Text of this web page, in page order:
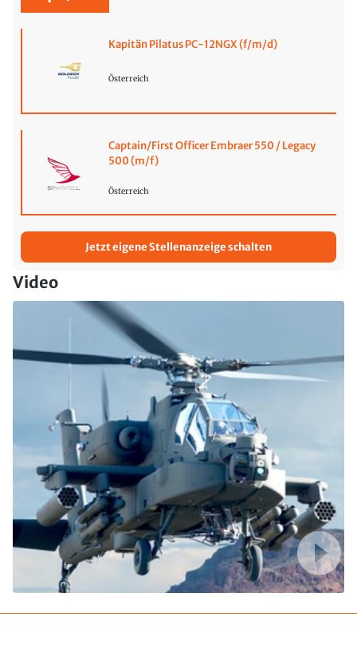
Kapitän Pilatus PC-12NGX (f/m/d)
Österreich
Captain/First Officer Embraer 550 / Legacy
500 (m/f)
Österreich
Jetzt eigene Stellenanzeige schalten
Video